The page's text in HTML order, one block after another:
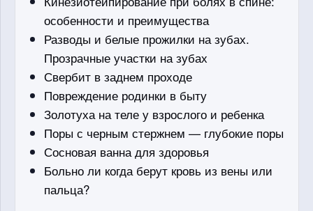
особенности и преимущества
Разводы и белые прожилки на зубах.
Прозрачные участки на зубах
Свербит в заднем проходе
Повреждение родинки в быту
Золотуха на теле у взрослого и ребенка
Поры с черным стержнем — глубокие поры
Сосновая ванна для здоровья
Больно ли когда берут кровь из вены или
пальца?